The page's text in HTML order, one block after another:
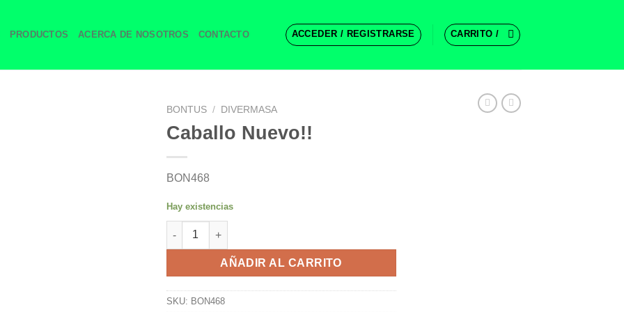
PRODUCTOS ACERCA DE NOSOTROS CONTACTO ACCEDER / REGISTRARSE CARRITO /
BONTUS / DIVERMASA
Caballo Nuevo!!
BON468
Hay existencias
Caballo Nuevo!! cantidad
AÑADIR AL CARRITO
SKU: BON468